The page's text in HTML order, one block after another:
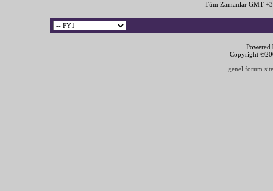
Tüm Zamanlar GMT
Copyright
genel forum